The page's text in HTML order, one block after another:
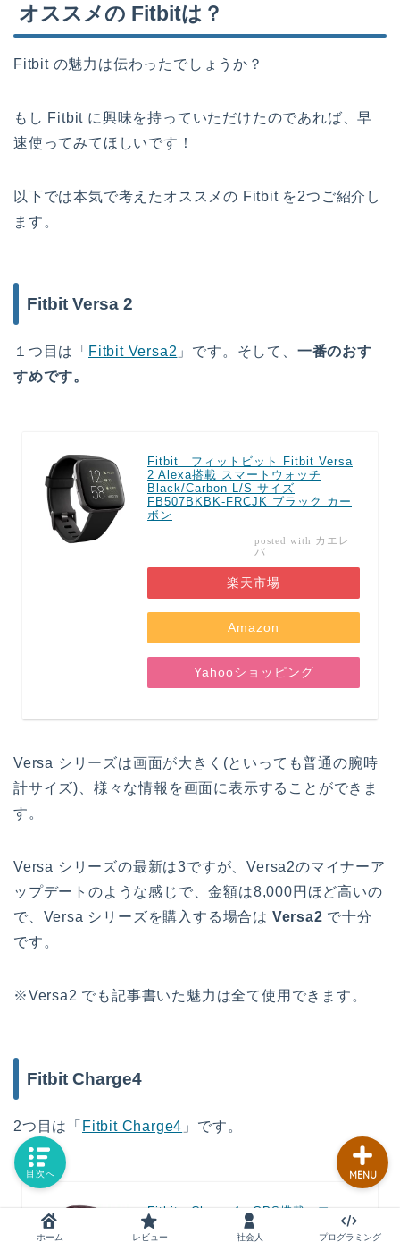
オススメの Fitbitは？
Fitbit の魅力は伝わったでしょうか？
もし Fitbit に興味を持っていただけたのであれば、早
速使ってみてほしいです！
以下では本気で考えたオススメの Fitbit を2つご紹介し
ます。
Fitbit Versa 2
１つ目は「 Fitbit Versa2 」です。そして、 一番のおす
すめです。
Fitbit フィットビット Fitbit Versa
2 Alexa搭載 スマートウォッチ
Black/Carbon L/S サイズ
FB507BKBK-FRCJK ブラック カー
ボン
posted with カエレ
バ
楽天市場
Amazon
Yahooショッピング
Versa シリーズは画面が大きく(といっても普通の腕時
計サイズ)、様々な情報を画面に表示することができま
す。
Versa シリーズの最新は3ですが、Versa2のマイナーア
ップデートのような感じで、金額は8,000円ほど高いの
で、Versa シリーズを購入する場合は Versa2 で十分
です。
※Versa2 でも記事書いた魅力は全て使用できます。
Fitbit Charge4
2つ目は「 Fitbit Charge4 」です。
Fitbit Charge4 GPS搭載 フィッ
トネストラッカー ローズウッド
ホーム レビュー 社会人 プログラミング
MENU
レビュー
目次へ